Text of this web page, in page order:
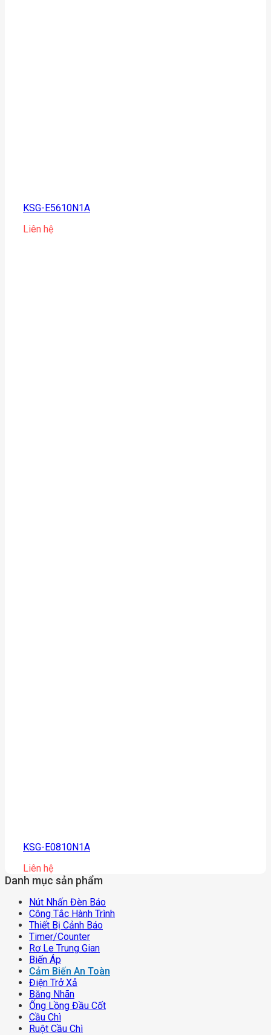
KSG-E5610N1A
Liên hệ
KSG-E0810N1A
Liên hệ
Danh mục sản phẩm
Nút Nhấn Đèn Báo
Công Tắc Hành Trình
Thiết Bị Cảnh Báo
Timer/counter
Rơ Le Trung Gian
Biến Áp
Cảm Biến An Toàn
Điện Trở Xả
Băng Nhãn
Ống Lồng Đầu Cốt
Cầu Chì
Ruột Cầu Chì